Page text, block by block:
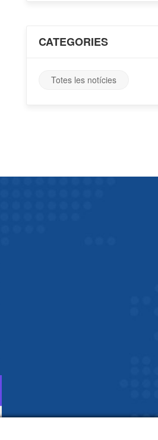
CATEGORIES
Totes les notícies